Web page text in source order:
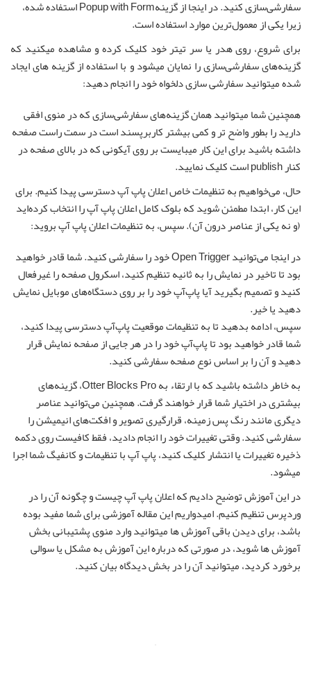
سفارشی‌سازی کنید. در اینجا از گزینهPopup with Form استفاده شده،
زیرا یکی از معمول‌ترین موارد استفاده است.
برای شروع، روی هدر یا سر تیتر خود کلیک کرده و مشاهده میکنید که
گزینه‌های سفارشی‌سازی را نمایان میشود و با استفاده از گزینه های ایجاد
شده میتوانید سفارشی سازی دلخواه خود را انجام دهید:
همچنین شما میتوانید همان گزینه‌های سفارشی‌سازی که در منوی افقی
دارید را بطور واضح تر و کمی بیشتر کاربرپسند است در سمت راست صفحه
داشته باشید برای این کار میبایست بر روی آیکونی که در بالای صفحه در
کنار publish است کلیک نمایید.
حال، می‌خواهیم به تنظیمات خاص اعلان پاپ آپ دسترسی پیدا کنیم. برای
این کار، ابتدا مطمئن شوید که بلوک کامل اعلان پاپ آپ را انتخاب کرده‌اید
(و نه یکی از عناصر درون آن). سپس، به تنظیمات اعلان پاپ آپ بروید:
در اینجا می‌توانید Open Trigger خود را سفارشی کنید. شما قادر خواهید
بود تا تاخیر در نمایش را به ثانیه تنظیم کنید، اسکرول صفحه را غیرفعال
کنید و تصمیم بگیرید آیا پاپ‌آپ خود را بر روی دستگاه‌های موبایل نمایش
دهید یا خیر.
سپس، ادامه بدهید تا به تنظیمات موقعیت پاپ‌آپ دسترسی پیدا کنید،
شما قادر خواهید بود تا پاپ‌آپ خود را در هر جایی از صفحه نمایش قرار
دهید و آن را بر اساس نوع صفحه سفارشی کنید.
به خاطر داشته باشید که با ارتقاء به Otter Blocks Pro، گزینه‌های
بیشتری در اختیار شما قرار خواهند گرفت. همچنین می‌توانید عناصر
دیگری مانند رنگ پس زمینه، قرارگیری تصویر و افکت‌های انیمیشن را
سفارشی کنید. وقتی تغییرات خود را انجام دادید، فقط کافیست روی دکمه
ذخیره تغییرات یا انتشار کلیک کنید، پاپ آپ با تنظیمات و کانفیگ شما اجرا
میشود.
در این آموزش توضیح دادیم که اعلان پاپ آپ چیست و چگونه آن را در
وردپرس تنظیم کنیم.امیدواریم این مقالهآموزشیبرای شما مفید بوده
باشد، برای دیدن باقی آموزش ها میتوانید وارد منوی پشتیبانی بخش
آموزش ها شوید، در صورتی که درباره این آموزش به مشکل یا سوالی
برخورد کردید، میتوانید آن را در بخش دیدگاه بیان کنید.